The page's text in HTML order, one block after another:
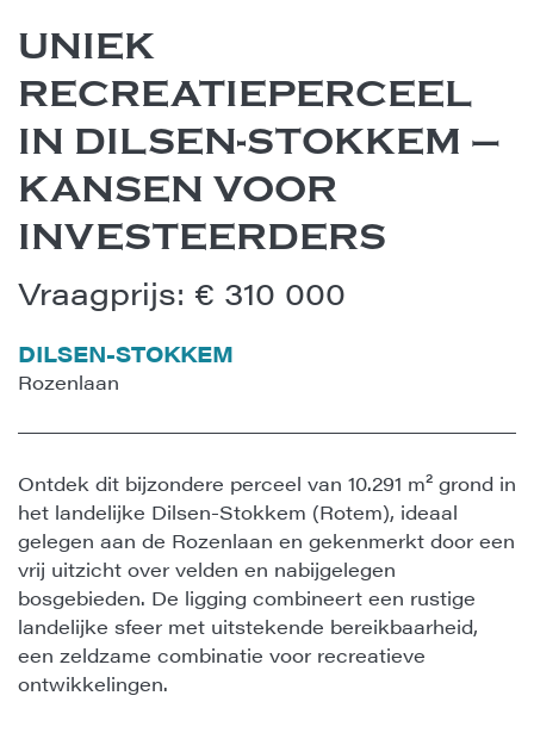
UNIEK
RECREATIEPERCEEL
IN DILSEN-STOKKEM –
KANSEN VOOR
INVESTEERDERS
Vraagprijs: € 310 000
DILSEN-STOKKEM
Rozenlaan
Ontdek dit bijzondere perceel van 10.291 m² grond in
het landelijke Dilsen-Stokkem (Rotem), ideaal
gelegen aan de Rozenlaan en gekenmerkt door een
vrij uitzicht over velden en nabijgelegen
bosgebieden. De ligging combineert een rustige
landelijke sfeer met uitstekende bereikbaarheid,
een zeldzame combinatie voor recreatieve
ontwikkelingen.